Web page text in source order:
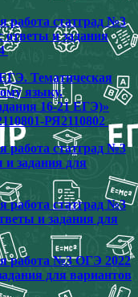
работа статград №3
ответы и задания
Тематическая
языку.
16-21 ЕГЭ)»
РЯ2110802
работа статград №3
и задания для
работа статград №3
и задания для
работа №3 ОГЭ 2022
для вариантов